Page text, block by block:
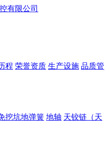
程 荣誉资质 生产设施 品质管
挖坑地弹簧 地轴 天铰链（天